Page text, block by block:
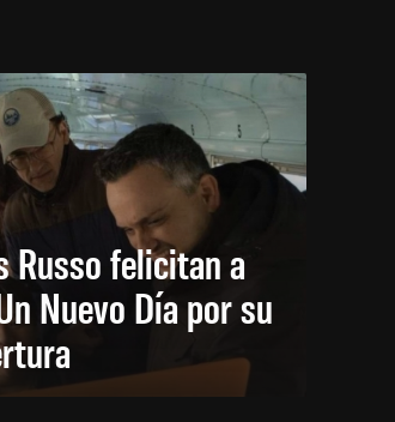
Russo felicitan a
Nuevo Día por su